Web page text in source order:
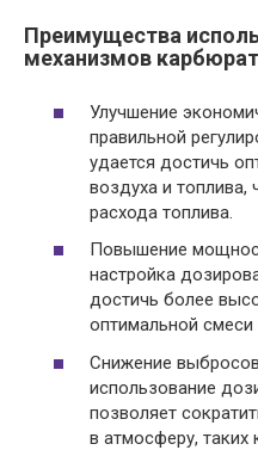
Преимущества
механизмов
Улучшение
правильной
удается достичь
воздуха и топлива,
расхода топлива.
Повышение
настройка
достичь более
оптимальной смеси
Снижение
использование
позволяет
в атмосферу, таких